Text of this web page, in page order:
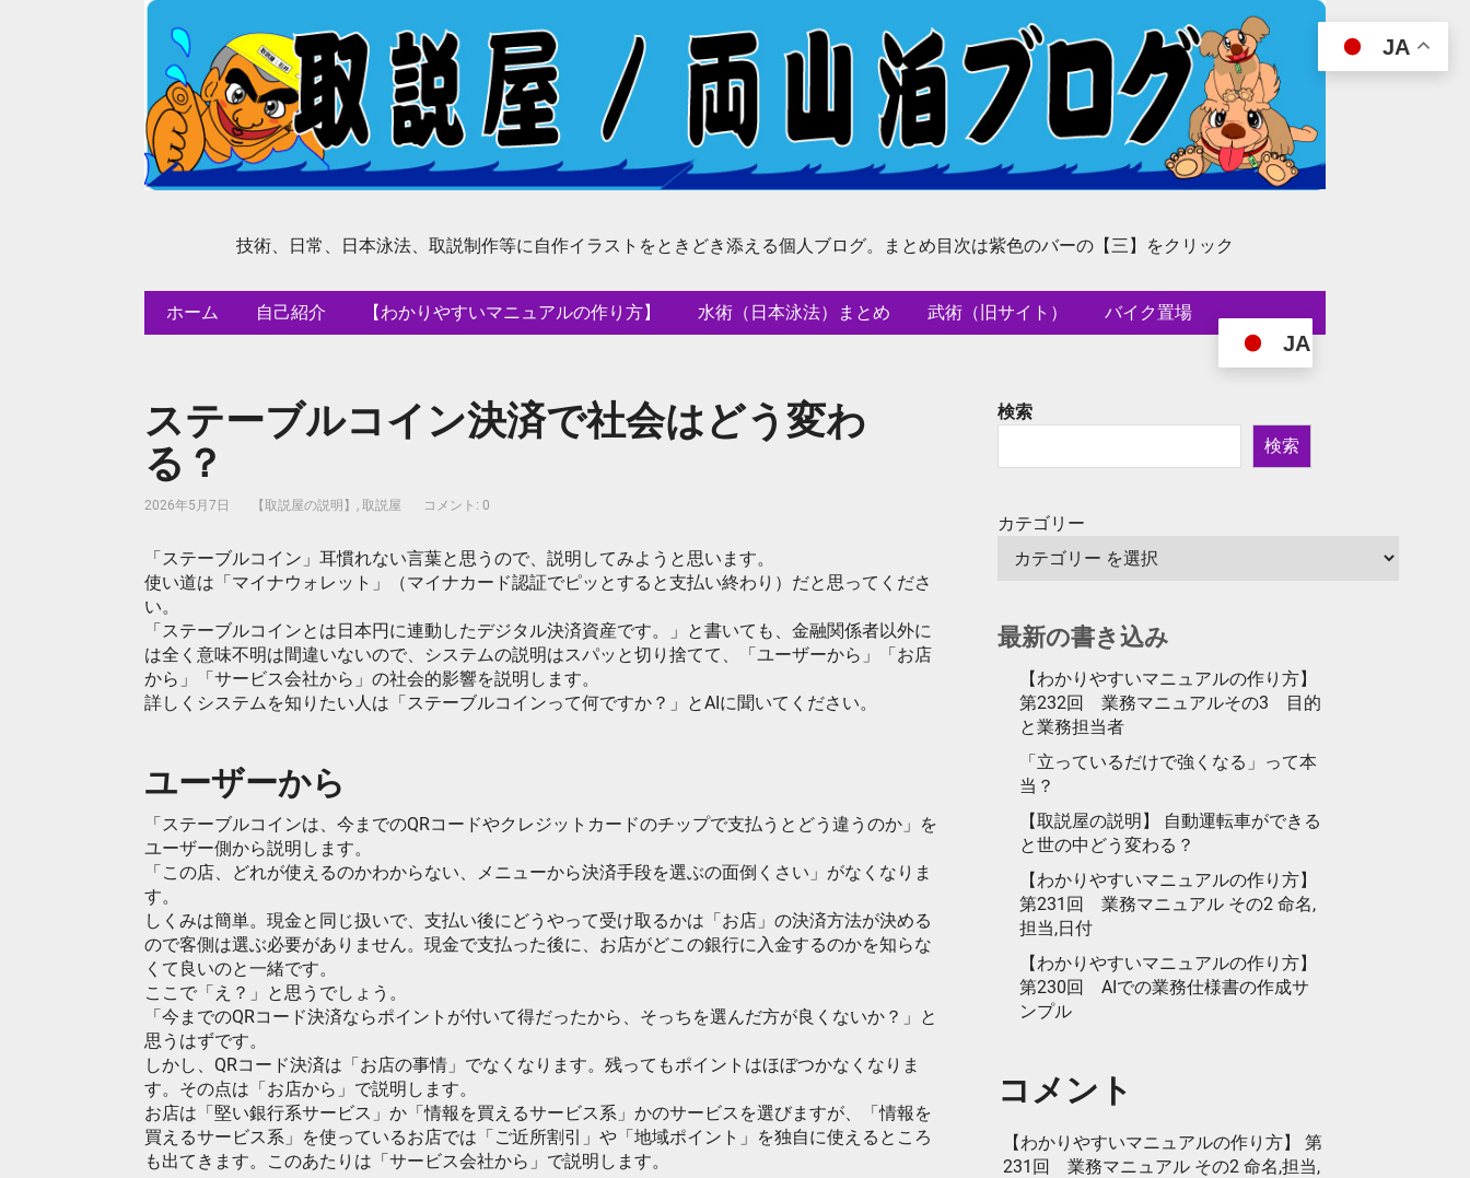
技術、日常、日本泳法、取説制作等に自作イラストをときどき添える個人ブログ。まとめ目次は紫色のバーの【三】をクリック
ホーム 自己紹介 【わかりやすいマニュアルの作り方】 水術（日本泳法）まとめ 武術（旧サイト） バイク置場
JA
ステーブルコイン決済で社会はどう変わ
る？
2026年5月7日 【取説屋の説明】 , 取説屋 コメント: 0
「ステーブルコイン」耳慣れない言葉と思うので、説明してみようと思います。
使い道は「マイナウォレット」（マイナカード認証でピッとすると支払い終わり）だと思ってくださ
い。
「ステーブルコインとは日本円に連動したデジタル決済資産です。」と書いても、金融関係者以外に
は全く意味不明は間違いないので、システムの説明はスパッと切り捨てて、「ユーザーから」「お店
から」「サービス会社から」の社会的影響を説明します。
詳しくシステムを知りたい人は「ステーブルコインって何ですか？」とAIに聞いてください。
ユーザーから
「ステーブルコインは、今までのQRコードやクレジットカードのチップで支払うとどう違うのか」を
ユーザー側から説明します。
「この店、どれが使えるのかわからない、メニューから決済手段を選ぶの面倒くさい」がなくなりま
す。
しくみは簡単。現金と同じ扱いで、支払い後にどうやって受け取るかは「お店」の決済方法が決める
ので客側は選ぶ必要がありません。現金で支払った後に、お店がどこの銀行に入金するのかを知らな
くて良いのと一緒です。
ここで「え？」と思うでしょう。
「今までのQRコード決済ならポイントが付いて得だったから、そっちを選んだ方が良くないか？」と
思うはずです。
しかし、QRコード決済は「お店の事情」でなくなります。残ってもポイントはほぼつかなくなりま
す。その点は「お店から」で説明します。
お店は「堅い銀行系サービス」か「情報を買えるサービス系」かのサービスを選びますが、「情報を
買えるサービス系」を使っているお店では「ご近所割引」や「地域ポイント」を独自に使えるところ
も出てきます。このあたりは「サービス会社から」で説明します。
検索
検索
カテゴリー
最新の書き込み
【わかりやすいマニュアルの作り方】
第232回 業務マニュアルその3 目的
と業務担当者
「立っているだけで強くなる」って本
当？
【取説屋の説明】 自動運転車ができる
と世の中どう変わる？
【わかりやすいマニュアルの作り方】
第231回 業務マニュアル その2 命名,
担当,日付
【わかりやすいマニュアルの作り方】
第230回 AIでの業務仕様書の作成サ
ンプル
コメント
【わかりやすいマニュアルの作り方】 第
231回 業務マニュアル その2 命名,担当,
JA